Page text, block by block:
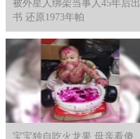
被外星人绑架当事人45年后出
书 还原1973年帕
宝宝独自吃火龙果 母亲看傻